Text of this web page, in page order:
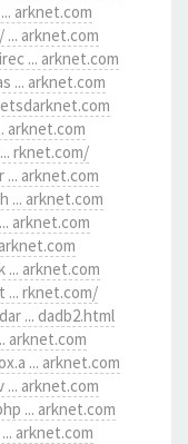
arknet.com
arknet.com
... arknet.com
... arknet.com
arknet.com
rknet.com/
arknet.com
... arknet.com
arknet.com
arknet.com
rknet.com/
... dadb2.html
arknet.com
... arknet.com
arknet.com
... arknet.com
arknet.com